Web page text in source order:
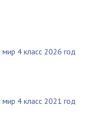
4 класс 2026 год
4 класс 2021 год